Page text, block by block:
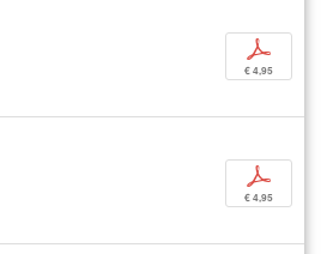
p
€ 4,95
p
€ 4,95